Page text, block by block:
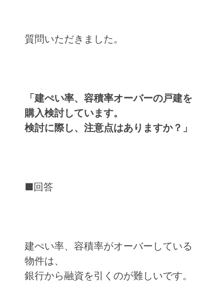
質問いただきました。
「建ぺい率、容積率オーバーの戸建を
購入検討しています。
検討に際し、注意点はありますか？」
■回答
建ぺい率、容積率がオーバーしている
物件は、
銀行から融資を引くのが難しいです。